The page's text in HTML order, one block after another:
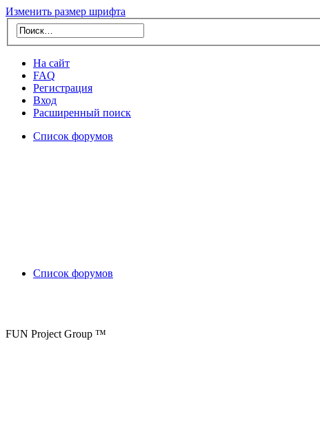
Изменить размер шрифта
На сайт
FAQ
Регистрация
Вход
Расширенный поиск
Список форумов
Список форумов
FUN Project Group ™